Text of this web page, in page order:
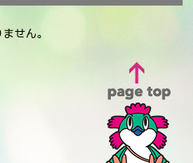
せん。